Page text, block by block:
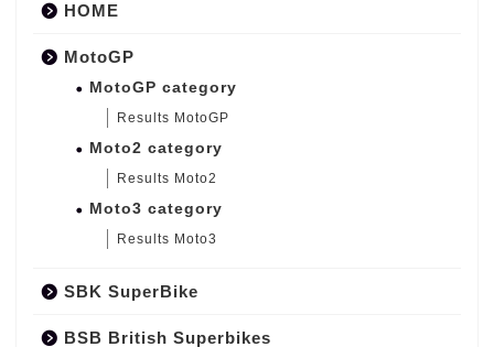
HOME
MotoGP
MotoGP category
Results MotoGP
Moto2 category
Results Moto2
Moto3 category
Results Moto3
SBK SuperBike
BSB British Superbikes